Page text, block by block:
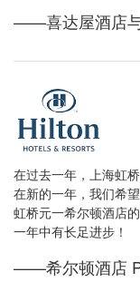
——喜达屋酒店
在过去一年，上海虹
在新的一年，我们希
虹桥元一希尔顿酒店
一年中有长足进步！
——希尔顿酒店